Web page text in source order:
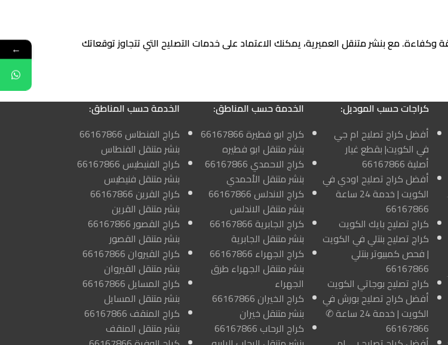
مع بنشر متنقل العميرية، يمكنك الاعتماد على خدمات التصليح التي تتجاوز توقعاتك
كراجات حسب الموديل:
أفضل كراج تصليح ام جي
في الكويت| بقطع غيار
أصلية 66167866
أفضل كراج تصليح اودي في
الكويت | خدمة 24 ساعة
66167866
كراج تصليح بايك الكويت
كراج تصليح بنتلي في الكويت
| فحص كمبيوتر بنتلي
66167866
كراج تصليح بوجاتي الكويت
أفضل كراج تصليح بورش في
الكويت | خدمة 24 ساعة ✆
66167866
الخدمة حسب المناطق:
كراج ابو فطيرة 66167866
بنشر متنقل ابو فطيره
كراج الاحمدي 66167866
بنشر متنقل الأحمدي
كراج الاندلس 66167866
بنشر متنقل الاندلس
كراج الجابرية 66167866
بنشر متنقل الجابرية
كراج الجهراء 66167866
بنشر متنقل الجهراء طرق
الجهراء
كراج الخيران 66167866
بنشر متنقل خيران
كراج الرحاب 66167866
الخدمة حسب المناطق:
كراج الفنطاس 66167866
بنشر متنقل الفنطاس
كراج الفنيطيس 66167866
بنشر متنقل فنيطيس
كراج القرين 66167866
بنشر متنقل القرين
كراج القصور 66167866
بنشر متنقل القصور
كراج القيروان 66167866
بنشر متنقل القيروان
كراج المسايل 66167866
بنشر متنقل المسايل
كراج المنقف 66167866
بنشر متنقل المنقف
←